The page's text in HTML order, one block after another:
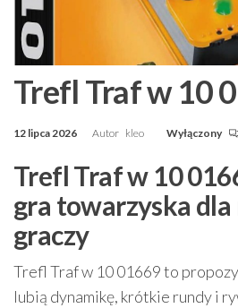
Trefl Traf w 10
12 lipca 2026 Autor kleo Wyłączony
Trefl Traf w 10
gra towarzyska dla
graczy
Trefl Traf w 10 01669 to
lubią dynamikę, krótkie rundy i